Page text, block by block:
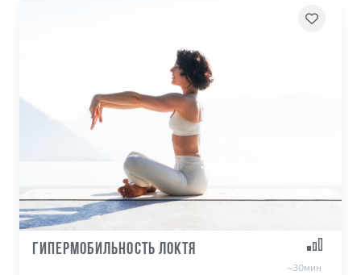
Гипермобильность локтя
~30мин